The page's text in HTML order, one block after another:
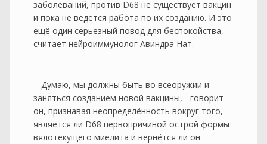
заболеваний, против D68 не существует вакцин
и пока не ведётся работа по их созданию. И это
ещё один серьезный повод для беспокойства,
считает нейроиммунолог Авиндра Нат.
-Думаю, мы должны быть во всеоружии и
заняться созданием новой вакцины, - говорит
он, признавая неопределённость вокруг того,
является ли D68 первопричиной острой формы
вялотекущего миелита и вернётся ли он